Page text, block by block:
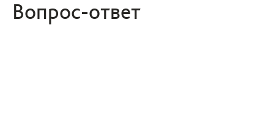
Вопрос-ответ